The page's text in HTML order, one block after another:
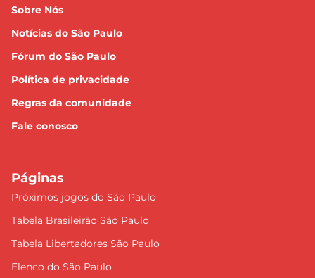
Sobre Nós
Notícias do São Paulo
Fórum do São Paulo
Política de privacidade
Regras da comunidade
Fale conosco
Páginas
Próximos jogos do São Paulo
Tabela Brasileirão São Paulo
Tabela Libertadores São Paulo
Elenco do São Paulo